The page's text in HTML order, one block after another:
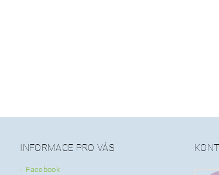
INFORMACE PRO VÁS
Facebook